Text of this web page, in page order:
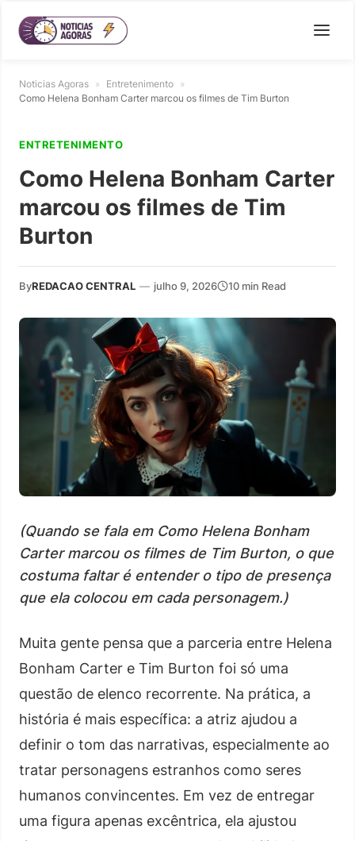
Noticias Agoras » Entretenimento »
Como Helena Bonham Carter marcou os filmes de Tim Burton
ENTRETENIMENTO
Como Helena Bonham Carter
marcou os filmes de Tim
Burton
ByREDACAO CENTRAL — julho 9, 2026 10 min Read
(Quando se fala em Como Helena Bonham
Carter marcou os filmes de Tim Burton, o que
costuma faltar é entender o tipo de presença
que ela colocou em cada personagem.)
Muita gente pensa que a parceria entre Helena
Bonham Carter e Tim Burton foi só uma
questão de elenco recorrente. Na prática, a
história é mais específica: a atriz ajudou a
definir o tom das narrativas, especialmente ao
tratar personagens estranhos como seres
humanos convincentes. Em vez de entregar
uma figura apenas excêntrica, ela ajustou